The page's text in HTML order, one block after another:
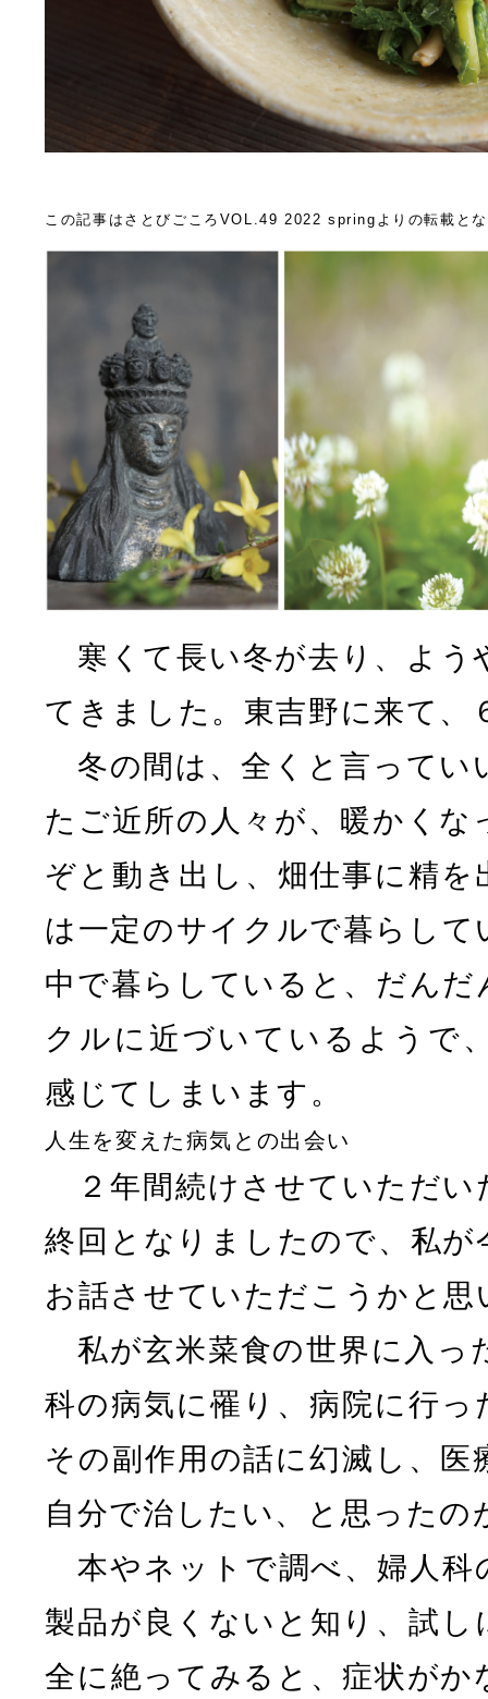
この記事はさとびごころVOL.49 2022 springよりの転載と
寒くて長い冬が去り、よう
てきました。東吉野に来て、
冬の間は、全くと言ってい
たご近所の人々が、暖かく
ぞと動き出し、畑仕事に精
は一定のサイクルで暮らし
中で暮らしていると、だん
クルに近づいているようで
感じてしまいます。
人生を変えた病気との出会い
２年間続けさせていただい
終回となりましたので、私が
お話させていただこうかと思
私が玄米菜食の世界に入っ
科の病気に罹り、病院に行っ
その副作用の話に幻滅し、
自分で治したい、と思った
本やネットで調べ、婦人科
製品が良くないと知り、試
全に絶ってみると、症状がか